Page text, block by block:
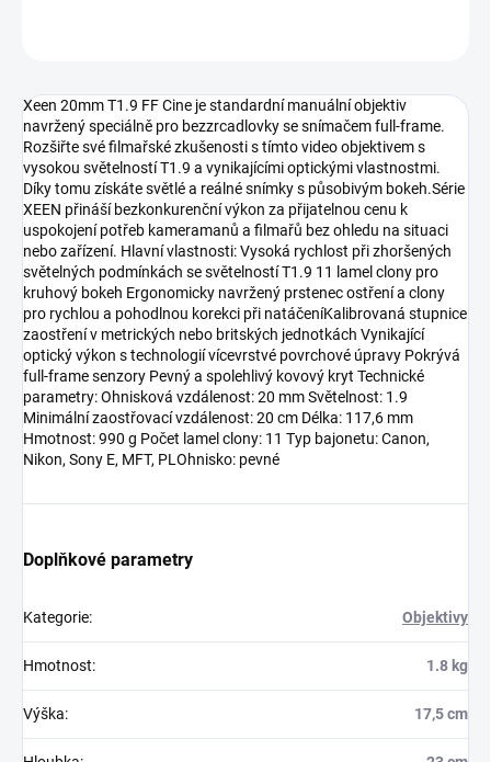
Xeen 20mm T1.9 FF Cine je standardní manuální objektiv
navržený speciálně pro bezzrcadlovky se snímačem full-frame.
Rozšiřte své filmařské zkušenosti s tímto video objektivem s
vysokou světelností T1.9 a vynikajícími optickými vlastnostmi.
Díky tomu získáte světlé a reálné snímky s působivým bokeh.Série
XEEN přináší bezkonkurenční výkon za přijatelnou cenu k
uspokojení potřeb kameramanů a filmařů bez ohledu na situaci
nebo zařízení. Hlavní vlastnosti: Vysoká rychlost při zhoršených
světelných podmínkách se světelností T1.9 11 lamel clony pro
kruhový bokeh Ergonomicky navržený prstenec ostření a clony
pro rychlou a pohodlnou korekci při natáčeníKalibrovaná stupnice
zaostření v metrických nebo britských jednotkách Vynikající
optický výkon s technologií vícevrstvé povrchové úpravy Pokrývá
full-frame senzory Pevný a spolehlivý kovový kryt Technické
parametry: Ohnisková vzdálenost: 20 mm Světelnost: 1.9
Minimální zaostřovací vzdálenost: 20 cm Délka: 117,6 mm
Hmotnost: 990 g Počet lamel clony: 11 Typ bajonetu: Canon,
Nikon, Sony E, MFT, PLOhnisko: pevné
Doplňkové parametry
Kategorie: Objektivy
Hmotnost: 1.8 kg
Výška: 17,5 cm